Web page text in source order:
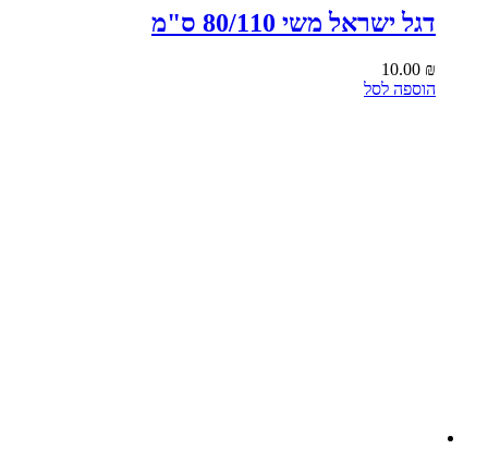
דגל ישראל משי 80/110 ס"מ
10.00 ₪
הוספה לסל